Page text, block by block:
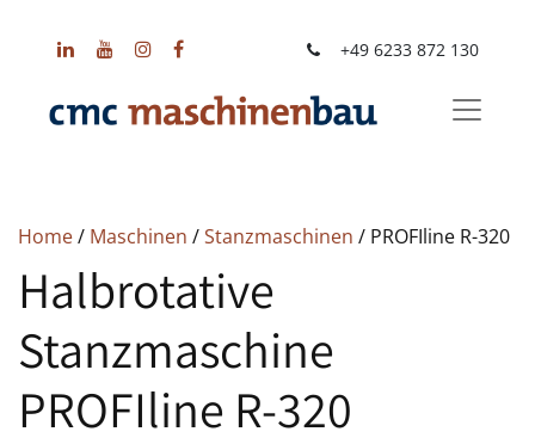
+49 6233 872 130
Home/ Maschinen /Stanzmaschinen / PROFIline R-320
Halbrotative
Stanzmaschine
PROFIline R-320